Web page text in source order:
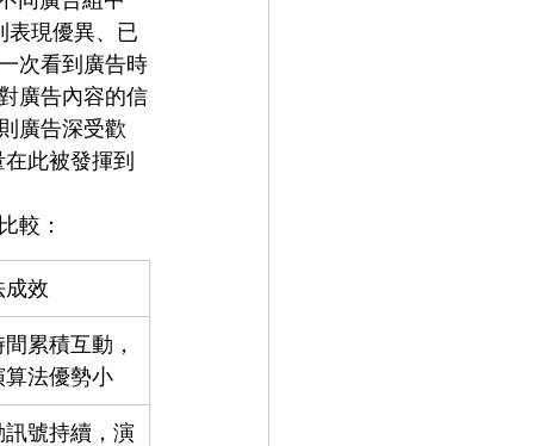
表現優異、已
次看到廣告時
廣告內容的信
廣告深受歡
此被發揮到
較：
成效
累積互動，
算法優勢小
訊號持續，演